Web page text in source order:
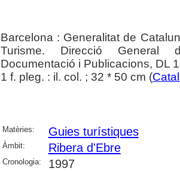
Barcelona : Generalitat de
Turisme. Direcció General
Documentació i Publicacions, DL
1 f. pleg. : il. col. ; 32 * 50 cm (
Matèries: Guies turístiques
Àmbit: Ribera d'Ebre
Cronologia: 1997